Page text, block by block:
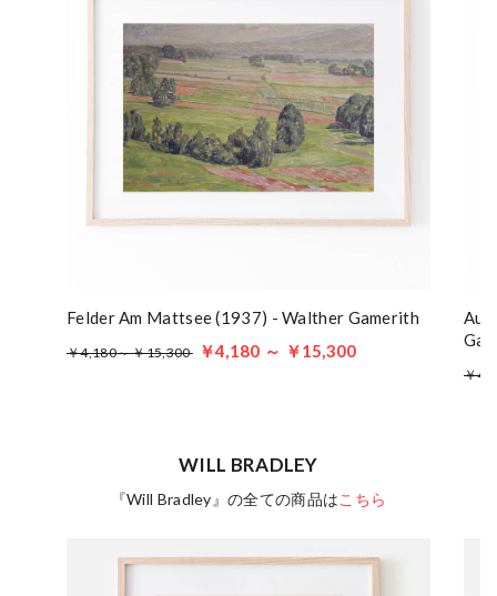
Felder Am Mattsee (1937) - Walther Gamerith
￥4,180～ ￥15,300 ￥4,180 ～ ￥15,300
￥
WILL BRADLEY
『Will Bradley』の全ての商品はこちら